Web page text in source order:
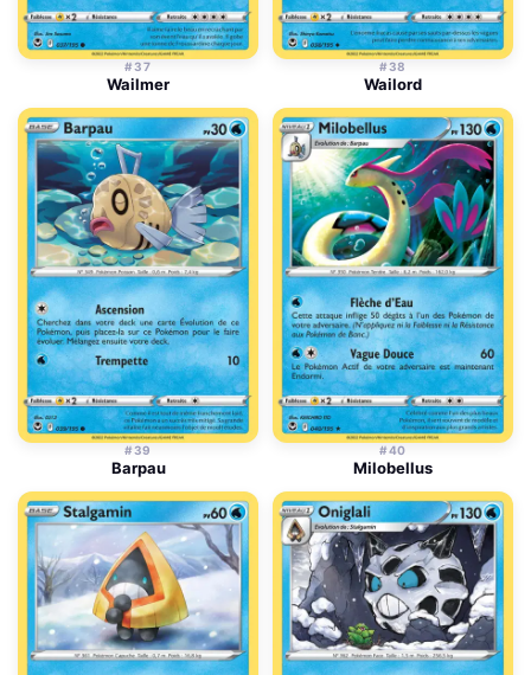
#37
Wailmer
#38
Wailord
#39
Barpau
#40
Milobellus